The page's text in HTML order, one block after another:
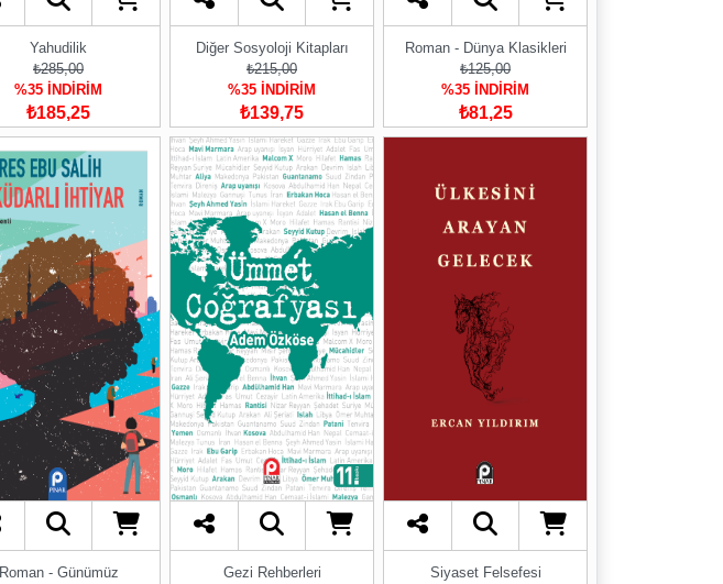
Yahudilik
₺285,00
%35 İNDİRİM
₺185,25
Diğer Sosyoloji Kitapları
₺215,00
%35 İNDİRİM
₺139,75
Roman - Dünya Klasikleri
₺125,00
%35 İNDİRİM
₺81,25
Roman - Günümüz Gezi Rehberleri Siyaset Felsefesi